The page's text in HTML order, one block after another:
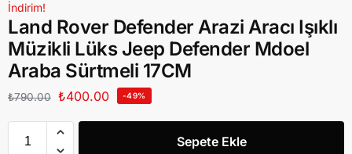
İndirim!
Land Rover Defender Arazi Aracı Işıklı
Müzikli Lüks Jeep Defender Mdoel
Araba Sürtmeli 17CM
₺790.00 ₺400.00 -49%
Sepete Ekle